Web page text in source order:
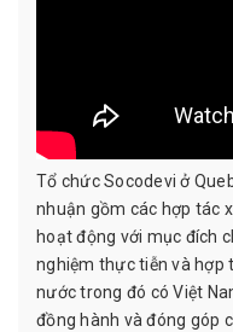
Tổ chức Socodevi ở
nhuận gồm các hợp tác
hoạt động với mục đích
nghiệm thực tiễn và hợp
nước trong đó có Việt
đồng hành và đóng góp